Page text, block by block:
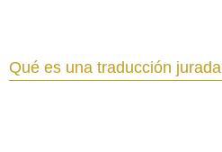
Qué es una traducción jurada